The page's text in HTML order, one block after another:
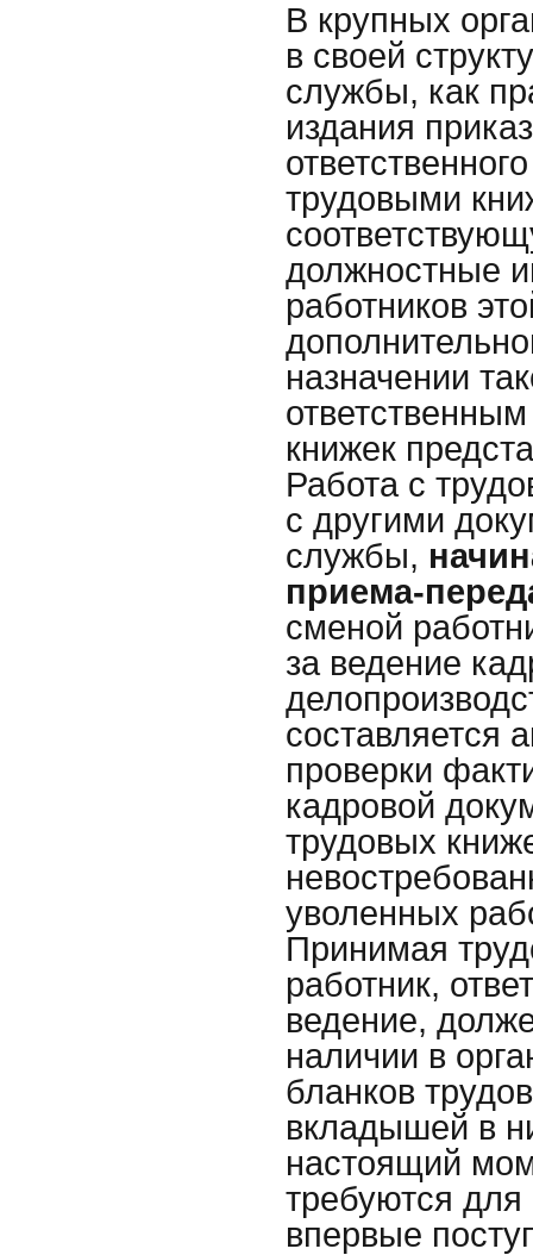
В крупных
в своей
службы, как
издания
трудовыми
должностные
работников
назначении
книжек
Работа с
с другими
службы,
приема-
сменой
за ведение
составляется
проверки
кадровой
трудовых
уволенных
Принимая
работник,
ведение,
наличии в
бланков
вкладышей в
настоящий
требуются
впервые